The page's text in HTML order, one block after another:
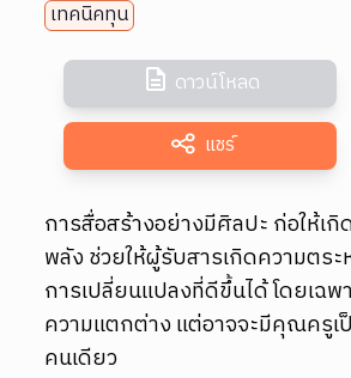
เทคนิคทุน
ดาวน์โหลด
แชร์
การสื่อสร้างอย่างมีศิลปะ ก่อให้เ
พลัง ช่วยให้ผู้รับสารเกิดความตร
การเปลี่ยนแปลงที่ดีขึ้นได้ โดยเฉ
ความแตกต่าง แต่อาจจะมีคุณครู
คนเดียว